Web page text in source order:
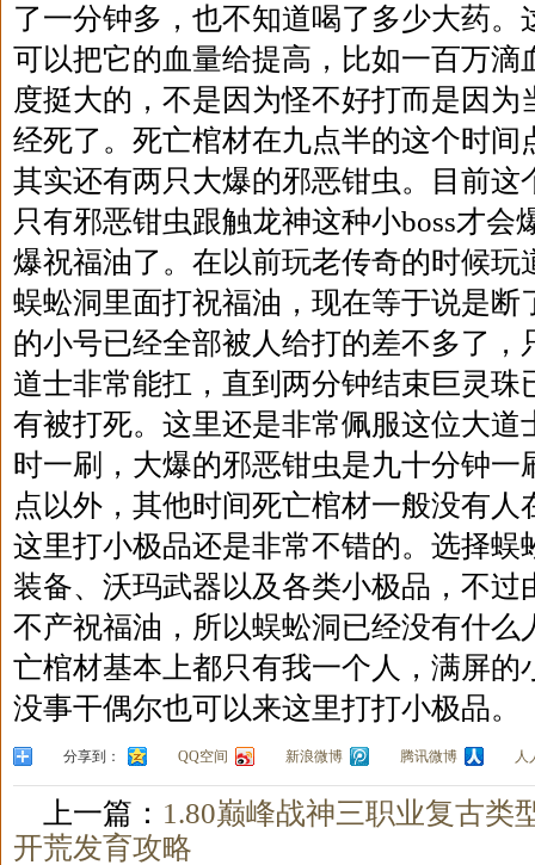
了一分钟多，也不知道喝了多少大药。
可以把它的血量给提高，比如一百万滴
度挺大的，不是因为怪不好打而是因为
经死了。死亡棺材在九点半的这个时间
其实还有两只大爆的邪恶钳虫。目前这
只有邪恶钳虫跟触龙神这种小boss才会
爆祝福油了。在以前玩老传奇的时候玩
蜈蚣洞里面打祝福油，现在等于说是断
的小号已经全部被人给打的差不多了，
道士非常能扛，直到两分钟结束巨灵珠
有被打死。这里还是非常佩服这位大道
时一刷，大爆的邪恶钳虫是九十分钟一
点以外，其他时间死亡棺材一般没有人
这里打小极品还是非常不错的。选择蜈
装备、沃玛武器以及各类小极品，不过
不产祝福油，所以蜈蚣洞已经没有什么
亡棺材基本上都只有我一个人，满屏的
没事干偶尔也可以来这里打打小极品。
分享到： QQ空间 新浪微博 腾讯微博 人
上一篇： 1.80巅峰战神三职业复古类
开荒发育攻略